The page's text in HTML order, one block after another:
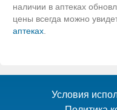
наличии в аптеках
цены всегда можно
аптеках
Условия